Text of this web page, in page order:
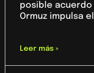
posible
Ormuz impulsa
Leer más »